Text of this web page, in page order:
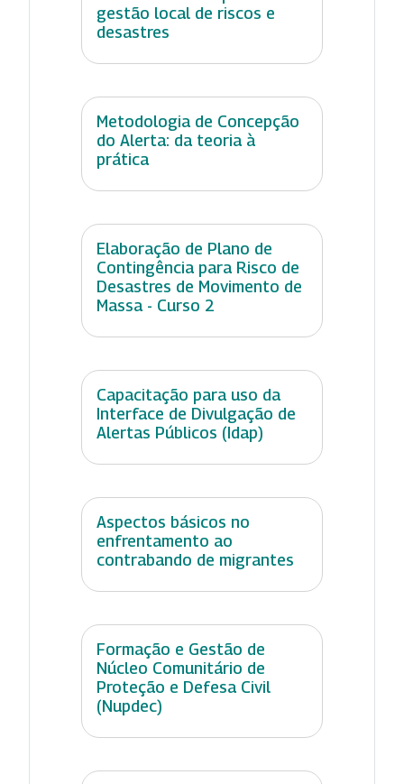
gestão local de riscos e
desastres
Metodologia de Concepção
do Alerta: da teoria à
prática
Elaboração de Plano de
Contingência para Risco de
Desastres de Movimento de
Massa - Curso 2
Capacitação para uso da
Interface de Divulgação de
Alertas Públicos (Idap)
Aspectos básicos no
enfrentamento ao
contrabando de migrantes
Formação e Gestão de
Núcleo Comunitário de
Proteção e Defesa Civil
(Nupdec)